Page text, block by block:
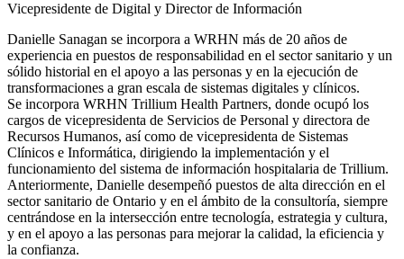
Vicepresidente de Digital y Director de Información
Danielle Sanagan se incorpora a WRHN más de 20 años de
experiencia en puestos de responsabilidad en el sector sanitario y un
sólido historial en el apoyo a las personas y en la ejecución de
transformaciones a gran escala de sistemas digitales y clínicos.
Se incorpora WRHN Trillium Health Partners, donde ocupó los
cargos de vicepresidenta de Servicios de Personal y directora de
Recursos Humanos, así como de vicepresidenta de Sistemas
Clínicos e Informática, dirigiendo la implementación y el
funcionamiento del sistema de información hospitalaria de Trillium.
Anteriormente, Danielle desempeñó puestos de alta dirección en el
sector sanitario de Ontario y en el ámbito de la consultoría, siempre
centrándose en la intersección entre tecnología, estrategia y cultura,
y en el apoyo a las personas para mejorar la calidad, la eficiencia y
la confianza.